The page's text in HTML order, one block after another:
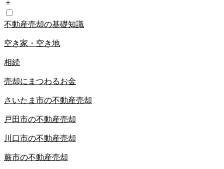
＋
不動産売却の基礎知識
空き家・空き地
相続
売却にまつわるお金
さいたま市の不動産売却
戸田市の不動産売却
川口市の不動産売却
蕨市の不動産売却